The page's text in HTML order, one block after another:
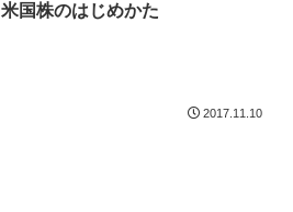
米国株のはじめかた
2017.11.10